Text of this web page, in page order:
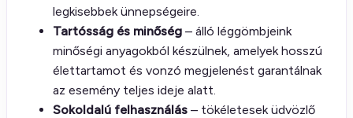
legkisebbek ünnepségeire.
Tartósság és minőség – álló léggömbjeink
minőségi anyagokból készülnek, amelyek hosszú
élettartamot és vonzó megjelenést garantálnak
az esemény teljes ideje alatt.
Sokoldalú felhasználás – tökéletesek üdvözlő